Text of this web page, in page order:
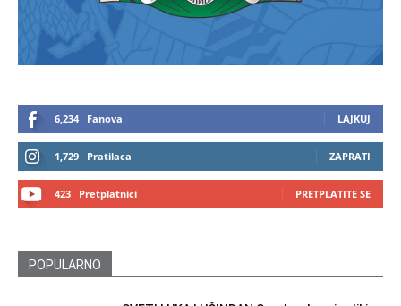
6,234 Fanova LAJKUJ
1,729 Pratilaca ZAPRATI
423 Pretplatnici PRETPLATITE SE
POPULARNO